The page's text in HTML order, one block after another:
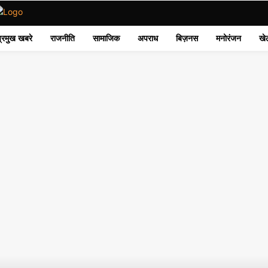
खबरे राजनीति सामाजिक अपराध बिज़नस मनोरंजन